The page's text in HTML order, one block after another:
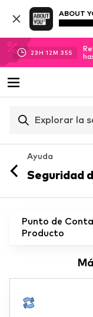
ABOUT
23H 12M 35S
Explorar la
Ayuda
Seguridad
Punto de
Producto